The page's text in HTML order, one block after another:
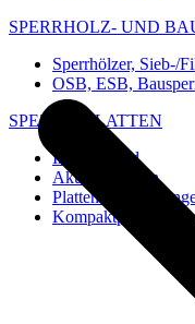
SPERRHOLZ- UND
Sperrhölzer, Sieb-/
OSB, ESB,
SPEZIAL-PLATTEN
Imi-Verbund
Akustik-Platten
Platten und
Kompaktplatten